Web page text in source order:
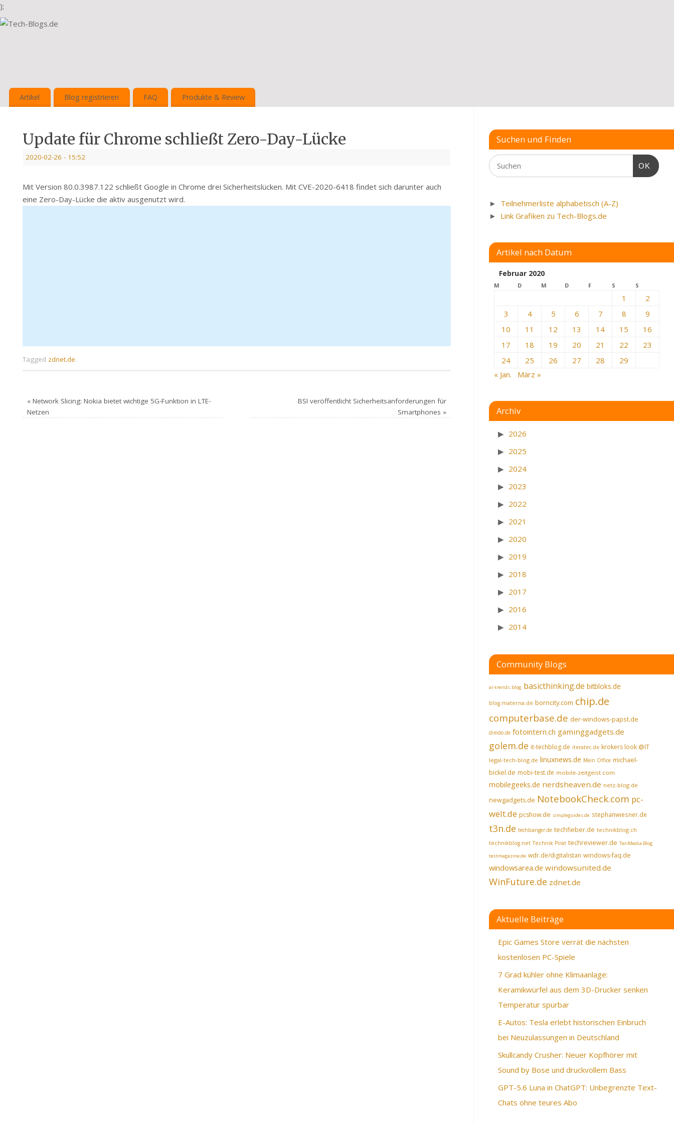
);
Artikel Blog registrieren FAQ Produkte & Review
Update für Chrome schließt Zero-Day-Lücke
2020-02-26 - 15:52
Mit Version 80.0.3987.122 schließt Google in Chrome drei Sicherheitslücken. Mit CVE-2020-6418 findet sich darunter auch
eine Zero-Day-Lücke die aktiv ausgenutzt wird.
Tagged zdnet.de.
«Network Slicing: Nokia bietet wichtige 5G-Funktion in LTE-
Netzen
BSI veröffentlicht Sicherheitsanforderungen für
Smartphones »
Suchen und Finden
OK
► Teilnehmerliste alphabetisch (A-Z)
► Link Grafiken zu Tech-Blogs.de
Artikel nach Datum
Februar 2020
M D M D F S S
1
2
3
4 5 6 7 8
9
10
11 12 13 14 15
16
17
18 19 20 21 22
23
24
25 26 27 28
29
« Jan.
März »
Archiv
2026
2025
2024
2023
2022
2021
2020
2019
2018
2017
2016
2014
Community Blogs
ai-trends.blog basicthinking.de bitbloks.de
blog.materna.de borncity.com chip.de
computerbase.de der-windows-papst.de
dimdo.de fotointern.ch gaminggadgets.de
golem.de it-techblog.de iteratec.de krokers look @IT
legal-tech-blog.de linuxnews.de Mein Office michael-
bickel.de mobi-test.de mobile-zeitgeist.com
mobilegeeks.de nerdsheaven.de netz-blog.de
newgadgets.de NotebookCheck.com pc-
welt.de pcshow.de simpleguides.de stephanwiesner.de
t3n.de techbanger.de techfieber.de technikblog.ch
technikblog.net Technik Pirat techreviewer.de TenMedia Blog
testmagazine.de wdr.de/digitalistan windows-faq.de
windowsarea.de windowsunited.de
WinFuture.de zdnet.de
Aktuelle Beiträge
Epic Games Store verrät die nächsten
kostenlosen PC-Spiele
7 Grad kühler ohne Klimaanlage:
Keramikwürfel aus dem 3D-Drucker senken
Temperatur spürbar
E-Autos: Tesla erlebt historischen Einbruch
bei Neuzulassungen in Deutschland
Skullcandy Crusher: Neuer Kopfhörer mit
Sound by Bose und druckvollem Bass
GPT-5.6 Luna in ChatGPT: Unbegrenzte Text-
Chats ohne teures Abo